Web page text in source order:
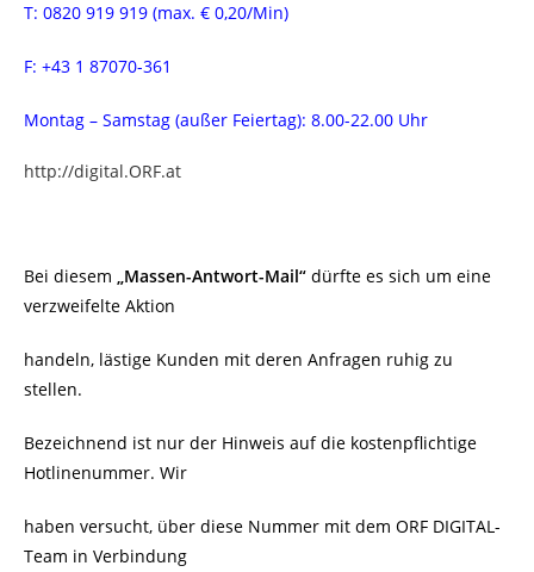
T: 0820 919 919 (max. € 0,20/Min)
F: +43 1 87070-361
Montag – Samstag (außer Feiertag): 8.00-22.00 Uhr
http://digital.ORF.at
Bei diesem „Massen-Antwort-Mail“ dürfte es sich um eine
verzweifelte Aktion
handeln, lästige Kunden mit deren Anfragen ruhig zu
stellen.
Bezeichnend ist nur der Hinweis auf die kostenpflichtige
Hotlinenummer. Wir
haben versucht, über diese Nummer mit dem ORF DIGITAL-
Team in Verbindung